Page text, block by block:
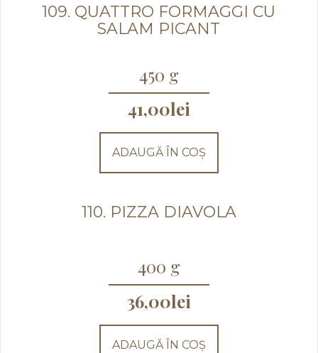
109. QUATTRO FORMAGGI CU
SALAM PICANT
450 g
41,00lei
ADAUGĂ ÎN COȘ
110. PIZZA DIAVOLA
400 g
36,00lei
ADAUGĂ ÎN COȘ